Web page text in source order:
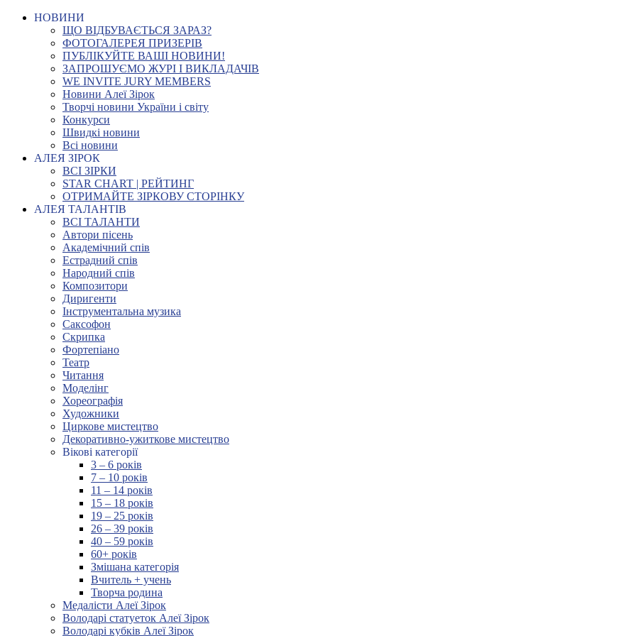
НОВИНИ
ЩО ВІДБУВАЄТЬСЯ ЗАРАЗ?
ФОТОГАЛЕРЕЯ ПРИЗЕРІВ
ПУБЛІКУЙТЕ ВАШІ НОВИНИ!
ЗАПРОШУЄМО ЖУРІ І ВИКЛАДАЧІВ
WE INVITE JURY MEMBERS
Новини Алеї Зірок
Творчі новини України і світу
Конкурси
Швидкі новини
Всі новини
АЛЕЯ ЗІРОК
ВСІ ЗІРКИ
STAR CHART | РЕЙТИНГ
ОТРИМАЙТЕ ЗІРКОВУ СТОРІНКУ
АЛЕЯ ТАЛАНТІВ
ВСІ ТАЛАНТИ
Автори пісень
Академічний спів
Естрадний спів
Народний спів
Композитори
Диригенти
Інструментальна музика
Саксофон
Скрипка
Фортепіано
Театр
Читання
Моделінг
Хореографія
Художники
Циркове мистецтво
Декоративно-ужиткове мистецтво
Вікові категорії
3 – 6 років
7 – 10 років
11 – 14 років
15 – 18 років
19 – 25 років
26 – 39 років
40 – 59 років
60+ років
Змішана категорія
Вчитель + учень
Творча родина
Медалісти Алеї Зірок
Володарі статуеток Алеї Зірок
Володарі кубків Алеї Зірок